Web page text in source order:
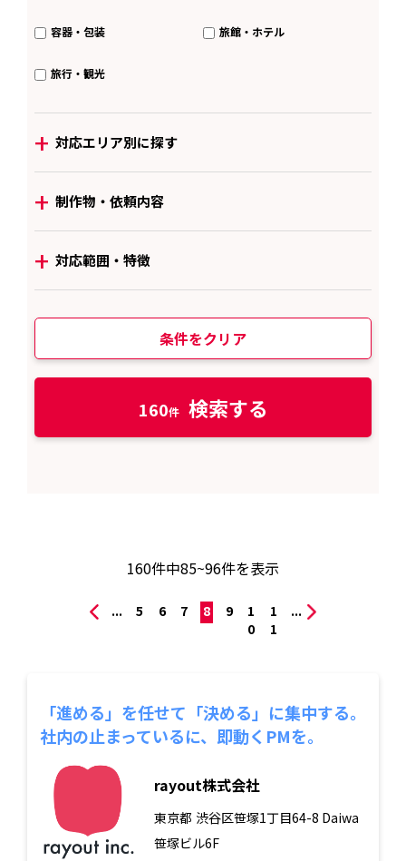
容器・包装 旅館・ホテル
旅行・観光
+ 対応エリア別に探す
+ 制作物・依頼内容
+ 対応範囲・特徴
条件をクリア
160 検索する
160件中85~96件を表示
... 5 6 7 8 9
1
0
1
1
...
「進める」を任せて「決める」に集中する。
社内の止まっているに、即動くPMを。
rayout株式会社
東京都 渋谷区笹塚1丁目64-8 Daiwa
笹塚ビル6F